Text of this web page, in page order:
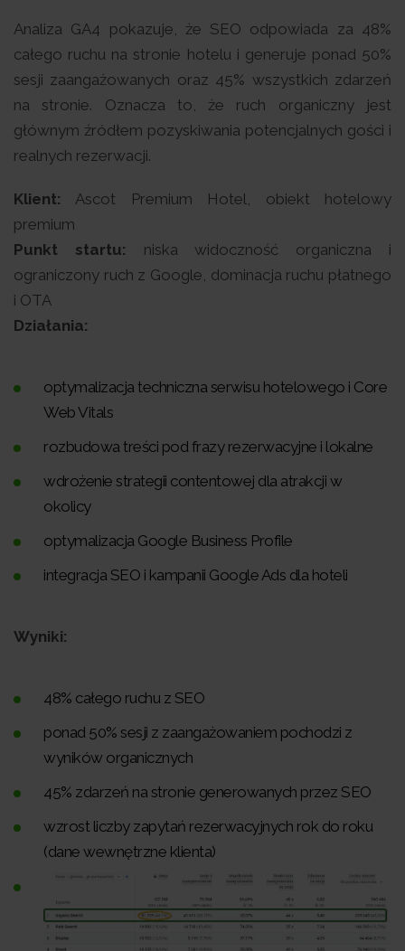
Analiza GA4 pokazuje, że SEO odpowiada za 48%
całego ruchu na stronie hotelu i generuje ponad 50%
sesji zaangażowanych oraz 45% wszystkich zdarzeń
na stronie. Oznacza to, że ruch organiczny jest
głównym źródłem pozyskiwania potencjalnych gości i
realnych rezerwacji.
Klient: Ascot Premium Hotel, obiekt hotelowy
premium
Punkt startu: niska widoczność organiczna i
ograniczony ruch z Google, dominacja ruchu płatnego
i OTA
Działania:
optymalizacja techniczna serwisu hotelowego i Core
Web Vitals
rozbudowa treści pod frazy rezerwacyjne i lokalne
wdrożenie strategii contentowej dla atrakcji w
okolicy
optymalizacja Google Business Profile
integracja SEO i kampanii Google Ads dla hoteli
Wyniki:
48% całego ruchu z SEO
ponad 50% sesji z zaangażowaniem pochodzi z
wyników organicznych
45% zdarzeń na stronie generowanych przez SEO
wzrost liczby zapytań rezerwacyjnych rok do roku
(dane wewnętrzne klienta)